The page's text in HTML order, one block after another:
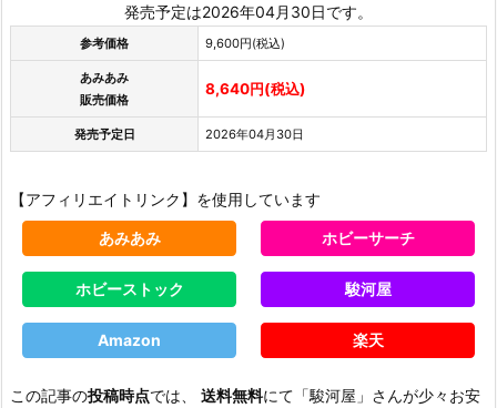
発売予定は2026年04月30日です。
参考価格 9,600円(税込)
あみあみ
販売価格
8,640円(税込)
発売予定日 2026年04月30日
【アフィリエイトリンク】を使用しています
あみあみ ホビーサーチ
ホビーストック 駿河屋
Amazon 楽天
この記事の投稿時点では、 送料無料にて「駿河屋」さんが少々お安